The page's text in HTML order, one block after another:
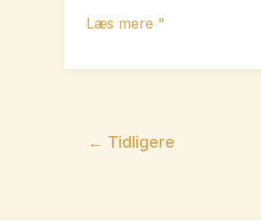
7
designregeltjek
analyse
Læs mere "
← Tidligere